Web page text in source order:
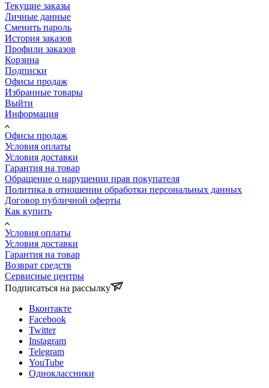
Текущие заказы
Личные данные
Сменить пароль
История заказов
Профили заказов
Корзина
Подписки
Офисы продаж
Избранные товары
Выйти
Информация
Офисы продаж
Условия оплаты
Условия доставки
Гарантия на товар
Обращение о нарушении прав покупателя
Политика в отношении обработки персональных данных
Договор публичной оферты
Как купить
Условия оплаты
Условия доставки
Гарантия на товар
Возврат средств
Сервисные центры
Подписаться на рассылку
Вконтакте
Facebook
Twitter
Instagram
Telegram
YouTube
Одноклассники